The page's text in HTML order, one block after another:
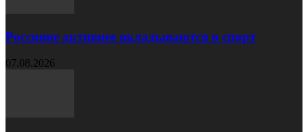
Россияне активнее вкладываются в спорт
07.08.2026